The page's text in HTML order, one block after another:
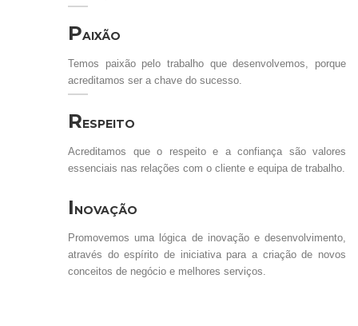
PAIXÃO
Temos paixão pelo trabalho que desenvolvemos, porque
acreditamos ser a chave do sucesso.
RESPEITO
Acreditamos que o respeito e a confiança são valores
essenciais nas relações com o cliente e equipa de trabalho.
INOVAÇÃO
Promovemos uma lógica de inovação e desenvolvimento,
através do espírito de iniciativa para a criação de novos
conceitos de negócio e melhores serviços.